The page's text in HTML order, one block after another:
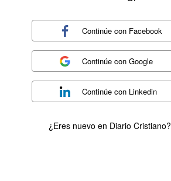
Continúe con Facebook
Continúe conGoogle
Continúe con Linkedin
¿Eres nuevo en Diario Cristiano?